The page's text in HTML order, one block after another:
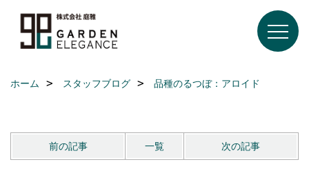
ホーム スタッフブログ 品種のるつぼ：アロイド
前の記事 一覧 次の記事